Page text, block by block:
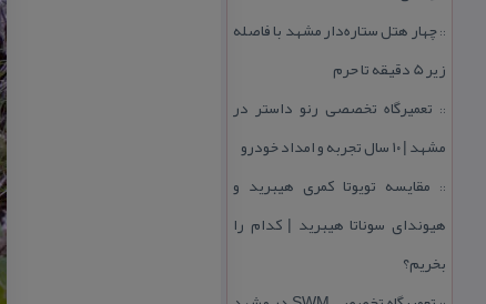
::چهار هتل‌ ستاره‌دار مشهد با فاصله
زیر 5 دقیقه تا حرم
:: تعمیرگاه تخصصی رنو داستر در
مشهد | ۱۰ سال تجربه و امداد خودرو
:: مقایسه تویوتا كمری هیبرید و
هیوندای سوناتا هیبرید | كدام را
بخریم؟